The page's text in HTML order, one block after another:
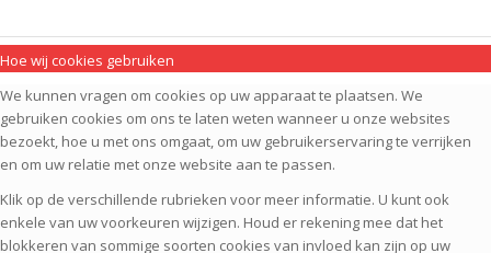
Hoe wij cookies gebruiken
We kunnen vragen om cookies op uw apparaat te plaatsen. We
gebruiken cookies om ons te laten weten wanneer u onze websites
bezoekt, hoe u met ons omgaat, om uw gebruikerservaring te verrijken
en om uw relatie met onze website aan te passen.
Klik op de verschillende rubrieken voor meer informatie. U kunt ook
enkele van uw voorkeuren wijzigen. Houd er rekening mee dat het
blokkeren van sommige soorten cookies van invloed kan zijn op uw